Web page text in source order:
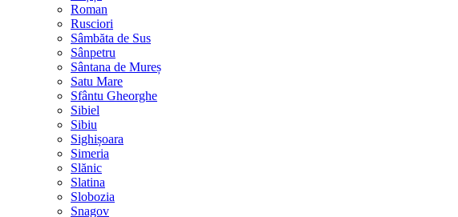
Roman
Rusciori
Sâmbăta de Sus
Sânpetru
Sântana de Mureș
Satu Mare
Sfântu Gheorghe
Sibiel
Sibiu
Sighișoara
Simeria
Slănic
Slatina
Slobozia
Snagov